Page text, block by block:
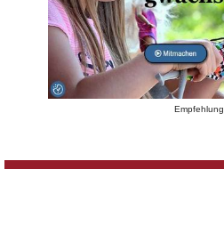
Empfehlung